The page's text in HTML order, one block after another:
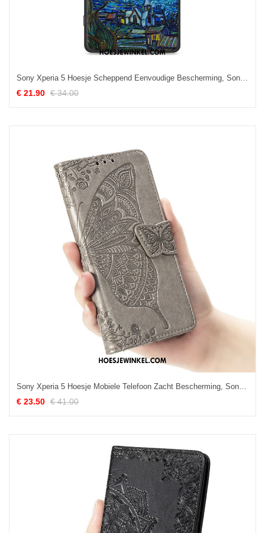
Sony Xperia 5 Hoesje Scheppend Eenvoudige Bescherming, Sony Xperia 5 Hoesje Blauw Siliconen
€ 21.90 € 34.00
Sony Xperia 5 Hoesje Mobiele Telefoon Zacht Bescherming, Sony Xperia 5 Hoesje Grijs Anti-fall
€ 23.50 € 41.00